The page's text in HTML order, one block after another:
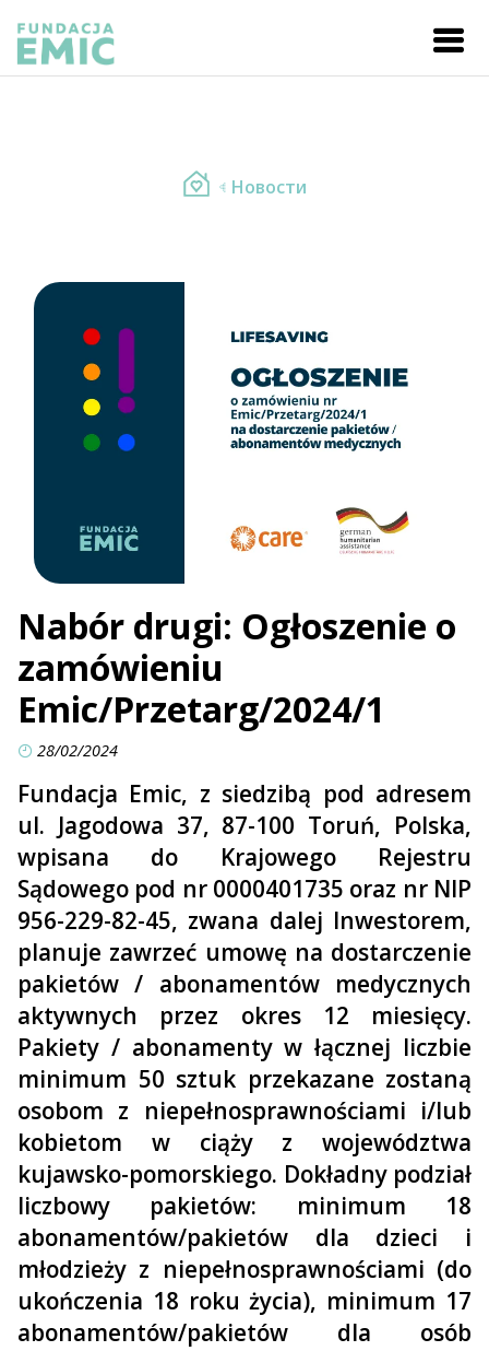
Новости
Nabór drugi: Ogłoszenie o
zamówieniu
Emic/Przetarg/2024/1
28/02/2024
Fundacja Emic, z siedzibą pod adresem
ul. Jagodowa 37, 87-100 Toruń, Polska,
wpisana do Krajowego Rejestru
Sądowego pod nr 0000401735 oraz nr NIP
956-229-82-45, zwana dalej Inwestorem,
planuje zawrzeć umowę na dostarczenie
pakietów / abonamentów medycznych
aktywnych przez okres 12 miesięcy.
Pakiety / abonamenty w łącznej liczbie
minimum 50 sztuk przekazane zostaną
osobom z niepełnosprawnościami i/lub
kobietom w ciąży z województwa
kujawsko-pomorskiego. Dokładny podział
liczbowy pakietów: minimum 18
abonamentów/pakietów dla dzieci i
młodzieży z niepełnosprawnościami (do
ukończenia 18 roku życia), minimum 17
abonamentów/pakietów dla osób